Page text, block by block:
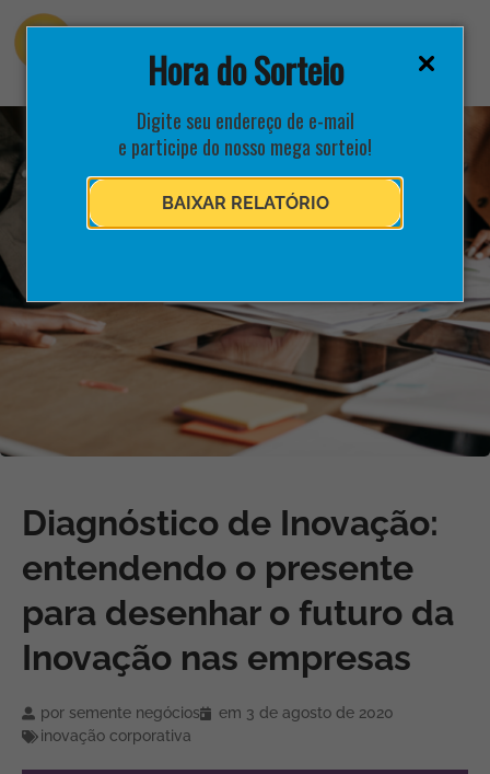
Hora do Sorteio
Digite seu endereço de e-mail
e participe do nosso mega sorteio!
BAIXAR RELATÓRIO
Diagnóstico de Inovação:
entendendo o presente
para desenhar o futuro da
Inovação nas empresas
por semente negócios em 3 de agosto de 2020
inovação corporativa